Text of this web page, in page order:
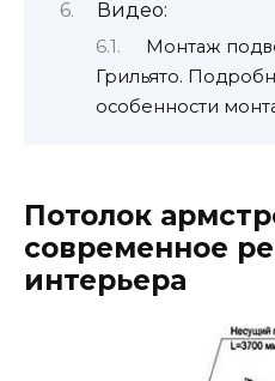
Видео:
Монтаж
Грильято.
особенности
Потолок
современное
интерьера